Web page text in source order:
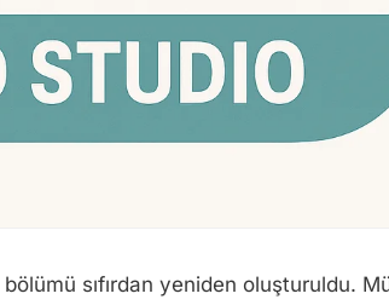
bölümü sıfırdan yeniden oluşturuldu.